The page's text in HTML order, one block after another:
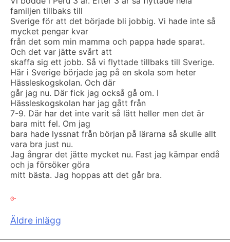
familjen tillbaks till
Sverige för att det började bli jobbig. Vi hade inte så
mycket pengar kvar
från det som min mamma och pappa hade sparat.
Och det var jätte svårt att
skaffa sig ett jobb. Så vi flyttade tillbaks till Sverige.
Här i Sverige började jag på en skola som heter
Hässleskogskolan. Och där
går jag nu. Där fick jag också gå om. I
Hässleskogskolan har jag gått från
7-9. Där har det inte varit så lätt heller men det är
bara mitt fel. Om jag
bara hade lyssnat från början på lärarna så skulle allt
vara bra just nu.
Jag ångrar det jätte mycket nu. Fast jag kämpar endå
och ja försöker göra
mitt bästa. Jag hoppas att det går bra.
G-
Inläggsnavigering
Äldre inlägg